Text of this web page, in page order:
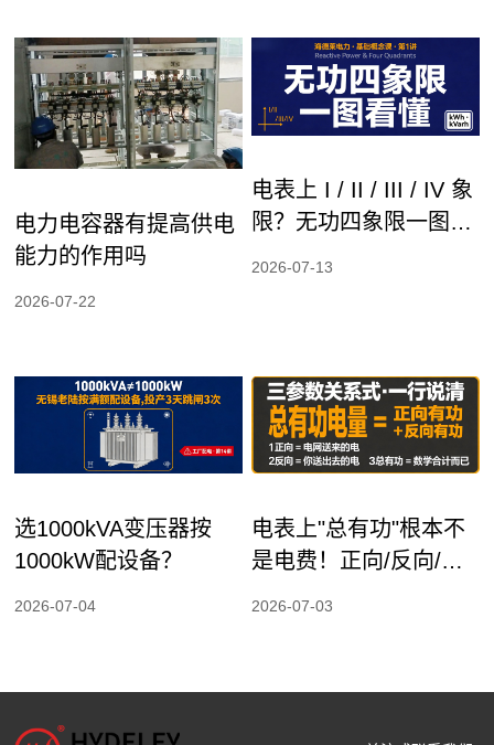
电力电容器有提高供电
能力的作用吗
2026-07-22
电表上 I / II / III / IV 象
限？无功四象限一图看
2026-07-13
选1000kVA变压器按
1000kW配设备？
2026-07-04
电表上"总有功"根本不
是电费！正向/反向/总
2026-07-03